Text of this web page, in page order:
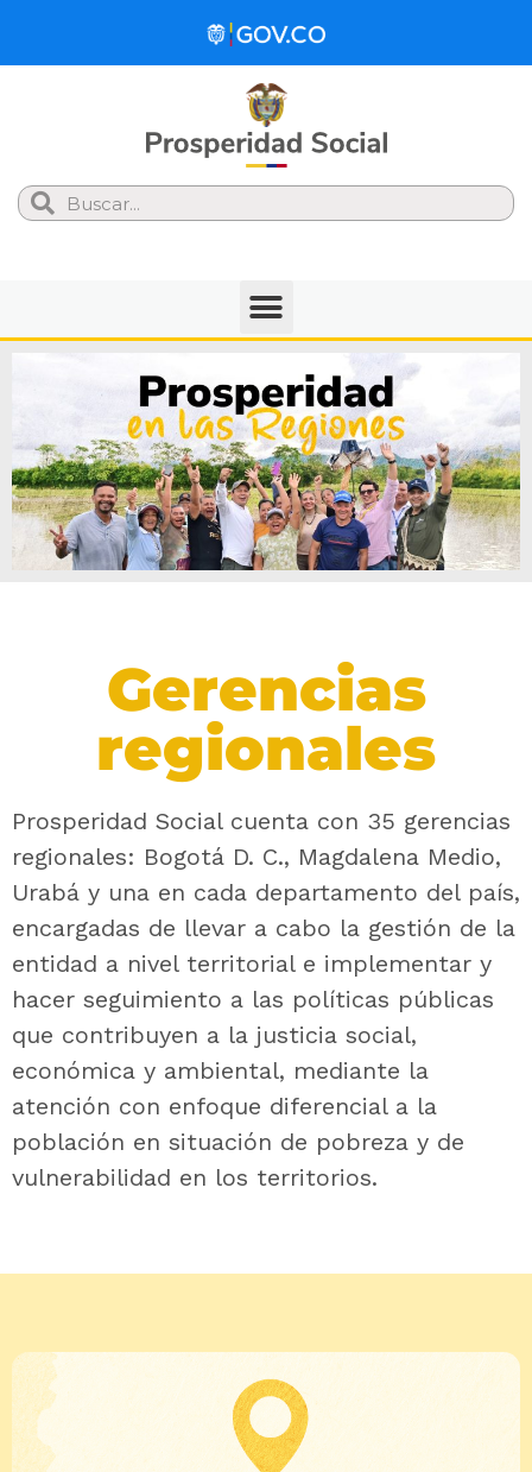
Search
Gerencias
regionales
Prosperidad Social cuenta con 35 gerencias
regionales: Bogotá D. C., Magdalena Medio,
Urabá y una en cada departamento del país,
encargadas de llevar a cabo la gestión de la
entidad a nivel territorial e implementar y
hacer seguimiento a las políticas públicas
que contribuyen a la justicia social,
económica y ambiental, mediante la
atención con enfoque diferencial a la
población en situación de pobreza y de
vulnerabilidad en los territorios.